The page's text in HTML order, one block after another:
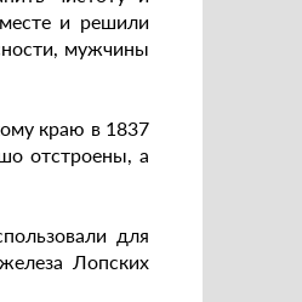
и решили
мужчины
краю в 1837
отстроены, а
для
Лопских